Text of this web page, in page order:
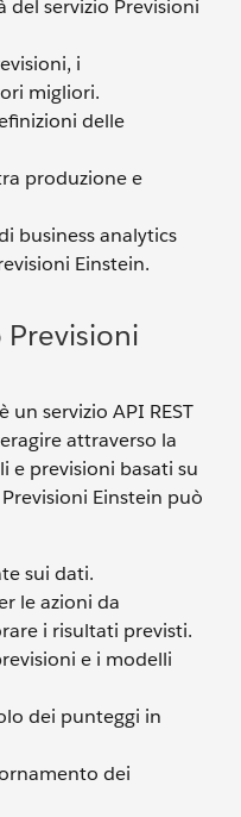
del servizio Previsioni
i
migliori.
delle
produzione e
business analytics
Einstein.
Previsioni
un servizio API REST
attraverso la
e previsioni basati su
Einstein può
sui dati.
le azioni da
i risultati previsti.
e i modelli
dei punteggi in
dei